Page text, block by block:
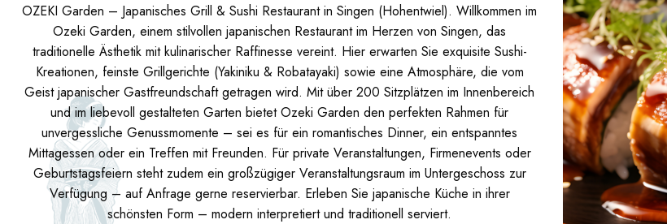
OZEKI Garden – Japanisches Grill & Sushi Restaurant in Singen (Hohentwiel). Willkommen im
Ozeki Garden, einem stilvollen japanischen Restaurant im Herzen von Singen, das
traditionelle Ästhetik mit kulinarischer Raffinesse vereint. Hier erwarten Sie exquisite Sushi-
Kreationen, feinste Grillgerichte (Yakiniku & Robatayaki) sowie eine Atmosphäre, die vom
Geist japanischer Gastfreundschaft getragen wird. Mit über 200 Sitzplätzen im Innenbereich
und im liebevoll gestalteten Garten bietet Ozeki Garden den perfekten Rahmen für
unvergessliche Genussmomente – sei es für ein romantisches Dinner, ein entspanntes
Mittagessen oder ein Treffen mit Freunden. Für private Veranstaltungen, Firmenevents oder
Geburtstagsfeiern steht zudem ein großzügiger Veranstaltungsraum im Untergeschoss zur
Verfügung – auf Anfrage gerne reservierbar. Erleben Sie japanische Küche in ihrer
schönsten Form – modern interpretiert und traditionell serviert.